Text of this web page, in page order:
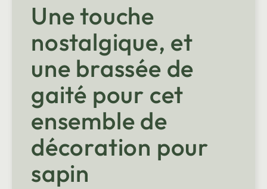
Une touche
nostalgique, et
une brassée de
gaité pour cet
ensemble de
décoration pour
sapin